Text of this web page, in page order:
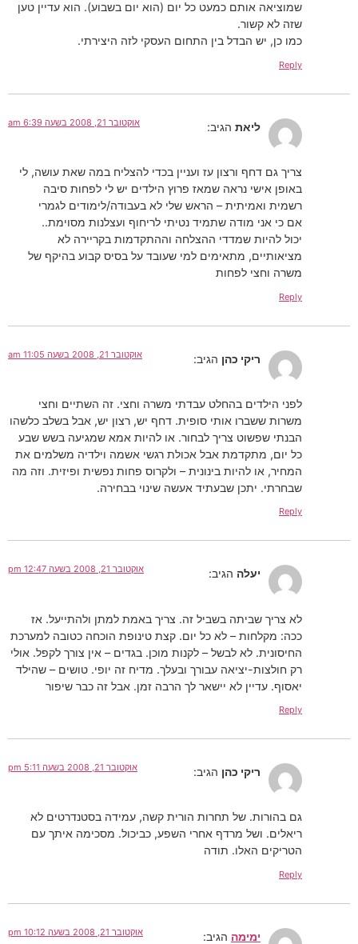
שמוציאה אותם כמעט כל יום (הוא יום בשבוע). הוא עדיין טען
שזה לא קשור.
כמו כן, יש הבדל בין התחום העסקי לזה היצירתי.
Reply
ליאת הגיב: אוקטובר 21, 2008 בשעה 6:39 am
צריך גם דחף ורצון עז ועניין בכדי להצליח במה שאת עושה, לי
באופן אישי נראה שמאז פרוץ הילדים יש לי לפחות סיבה
רשמית ואמיתית – הראש שלי לא בעבודה/לימודים לגמרי
אם כי אני מודה שתמיד נטיתי לריחוף ועצלנות מסוימת..
יכול להיות שמדדי ההצלחה וההתקדמות בקריירה לא
מציאותיים, מתאימים למי שעובד על בסיס קבוע בהיקף של
משרה וחצי לפחות
Reply
ריקי כהן הגיב: אוקטובר 21, 2008 בשעה 11:05 am
לפני הילדים בהחלט עבדתי משרה וחצי. זה השתיים וחצי
משרות ששברו אותי סופית. דחף יש, רצון יש, אבל בשלב כלשהו
הבנתי שפשוט צריך לבחור. או להיות אמא שמגיעה בשש שבע
כל יום, מתקדמת אבל אכולת רגשי אשמה וילדיה משלמים את
המחיר, או להיות בינונית – ולקרוס פחות נפשית ופיזית. וזה מה
שבחרתי. יתכן שבעתיד אעשה שינוי בבחירה.
Reply
יעלה הגיב: אוקטובר 21, 2008 בשעה 12:47 pm
לא צריך שביתה בשביל זה. צריך באמת למתן ולהתייעל. אז
ככה: מקלחות – לא כל יום. קצת טינופת הוכחה כטובה למערכת
החיסונית. לא לבשל – לקנות מוכן. בגדים – אין צורך לקפל. אולי
רק חולצות-יציאה עבורך ובעלך. מדיח זה יופי. טושים – שהילד
יאסוף. עדיין לא יישאר לך הרבה זמן. אבל זה כבר שיפור
Reply
ריקי כהן הגיב: אוקטובר 21, 2008 בשעה 5:11 pm
גם בהורות. של תחרות הורית קשה, עמידה בסטנדרטים לא
ריאלים. ושל מרדף אחרי השפע, כביכול. מסכימה איתך עם
הטריקים האלו. תודה
Reply
ימימה הגיב: אוקטובר 21, 2008 בשעה 10:12 pm